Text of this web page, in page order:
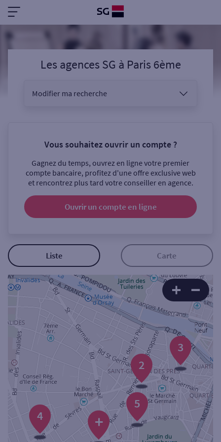
Les agences SG à Paris 6ème
Modifier ma recherche
Sélectionnez votre recherche
Ouverte le samedi
Coffre-fort
Autour de moi
ou
Ville / Code postal
Rechercher
Vous souhaitez ouvrir un compte ?
Gagnez du temps, ouvrez en ligne votre premier
compte bancaire, profitez d'une offre exclusive web
et rencontrez plus tard votre conseiller en agence.
Ouvrir un compte en ligne
Liste Carte
+
5
4
3
2